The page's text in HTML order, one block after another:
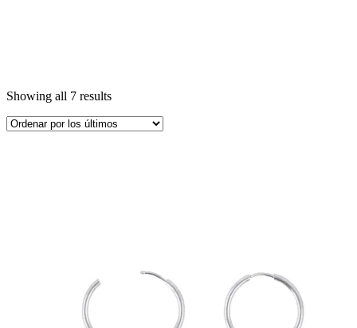
Showing all 7 results